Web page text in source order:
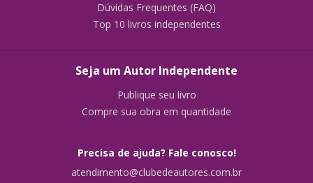
Dúvidas Frequentes (FAQ)
Top 10 livros independentes
Seja um Autor Independente
Publique seu livro
Compre sua obra em quantidade
Precisa de ajuda? Fale conosco!
atendimento@clubedeautores.com.br